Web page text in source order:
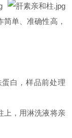
单、准确性高，
白，样品前处理
上，用淋洗液将亲